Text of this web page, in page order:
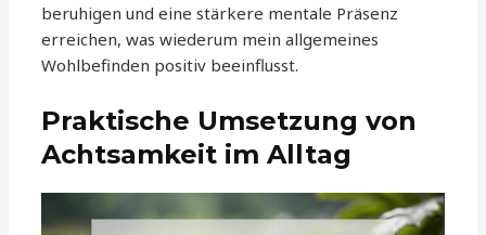
beruhigen und eine stärkere mentale Präsenz
erreichen, was wiederum mein allgemeines
Wohlbefinden positiv beeinflusst.
Praktische Umsetzung von
Achtsamkeit im Alltag